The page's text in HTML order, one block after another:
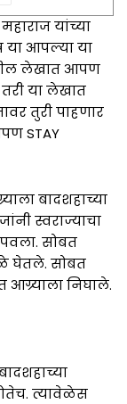
यांच्या
या आपल्या या
लेखात आपण
तरी या लेखात
तुरी पाहणार
STAY
बादशहाच्या
स्वराज्याचा
सोबत
घेतले. सोबत
निघाले.
त्यावेळेस